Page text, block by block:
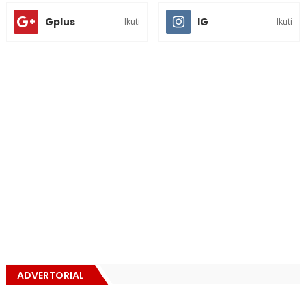
Gplus Ikuti IG Ikuti
ADVERTORIAL